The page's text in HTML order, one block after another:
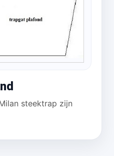
steektrap zijn